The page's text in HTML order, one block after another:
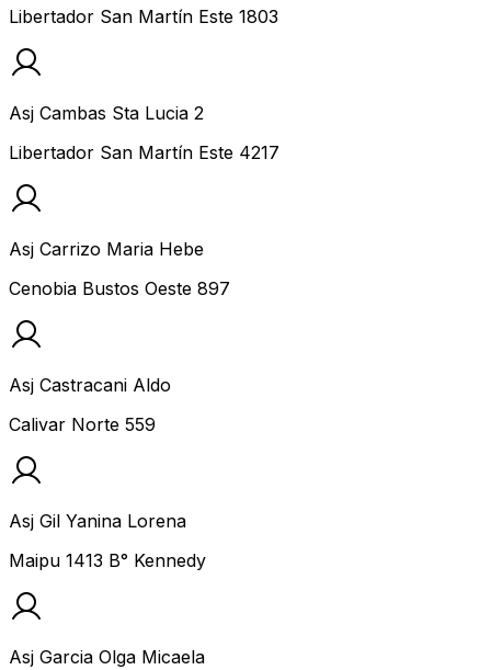
Libertador San Martín Este 1803
Asj Cambas Sta Lucia 2
Libertador San Martín Este 4217
Asj Carrizo Maria Hebe
Cenobia Bustos Oeste 897
Asj Castracani Aldo
Calivar Norte 559
Asj Gil Yanina Lorena
Maipu 1413 B° Kennedy
Asj Garcia Olga Micaela